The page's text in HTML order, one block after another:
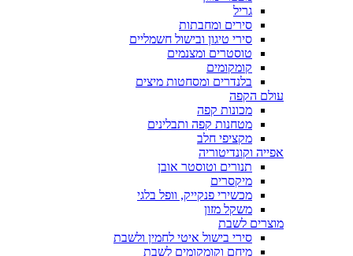
גריל
סירים ומחבתות
סירי טיגון ובישול חשמליים
טוסטרים ומצנמים
קומקומים
בלנדרים ומסחטות מיצים
עולם הקפה
מכונות קפה
מטחנות קפה ותבלינים
מקציפי חלב
אפייה וקונדיטוריה
תנורים וטוסטר אובן
מיקסרים
מכשירי פנקייק, וופל בלגי
משקל מזון
מוצרים לשבת
סירי בישול איטי לחמין ולשבת
מיחם וקומקומים לשבת